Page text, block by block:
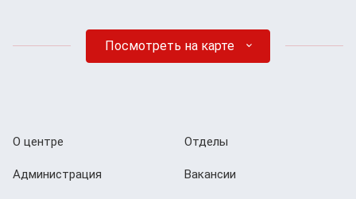
Посмотреть на карте
О центре
Администрация
Отделы
Вакансии